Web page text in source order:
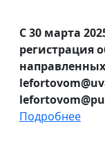
С 30 марта
регистрация
Подробнее